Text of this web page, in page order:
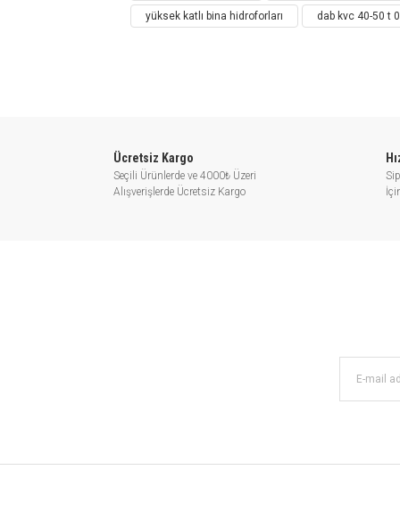
istasyonlarında, tatil köylerinde
yüksek katlı bina hidroforları dab kvc 40-50 t
Ücretsiz Kargo
Seçili Ürünlerde ve 4000₺ Üzeri
Alışverişlerde Ücretsiz Kargo